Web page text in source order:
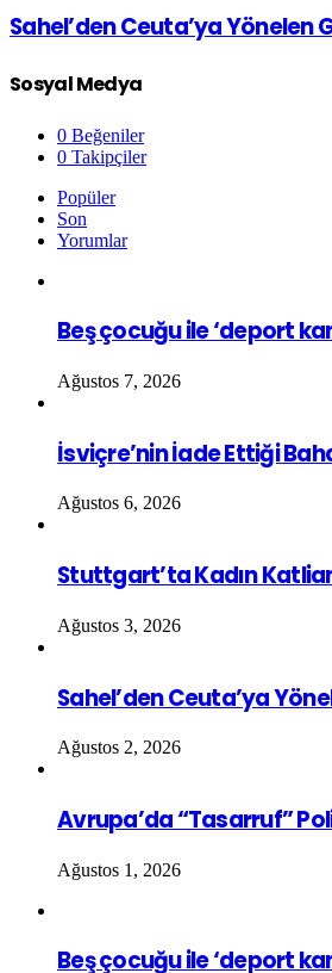
Sahel’den Ceuta’ya Yönelen
Sosyal Medya
0 Beğeniler
0 Takipçiler
Popüler
Son
Yorumlar
Beş çocuğu ile ‘deport
Ağustos 7, 2026
İsviçre’nin İade Ettiği
Ağustos 6, 2026
Stuttgart’ta Kadın
Ağustos 3, 2026
Sahel’den Ceuta’ya
Ağustos 2, 2026
Avrupa’da “Tasarruf”
Ağustos 1, 2026
Beş çocuğu ile ‘deport